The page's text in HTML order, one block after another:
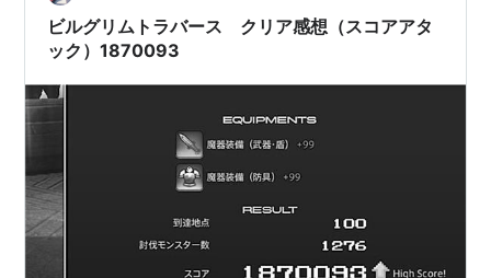
ビルグリムトラバース クリア感想（スコアアタ
ック）1870093